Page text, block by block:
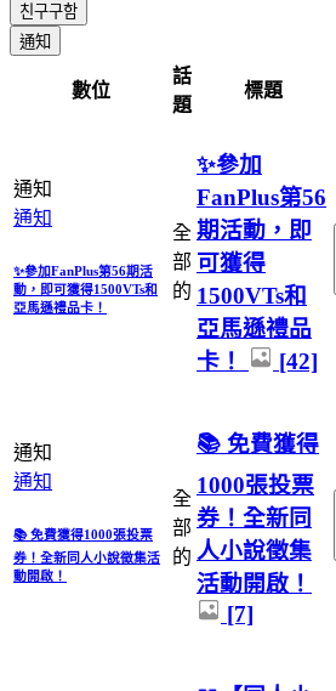
친구구함
通知
數位
話
題
標題
通知
通知
✨參加FanPlus第56期活
動，即可獲得1500VTs和
亞馬遜禮品卡！
全
部
的
✨參加
FanPlus第56
期活動，即
可獲得
1500VTs和
亞馬遜禮品
卡！
[42]
通知
通知
📚 免費獲得1000張投票
券！全新同人小說徵集活
動開啟！
全
部
的
📚 免費獲得
1000張投票
券！全新同
人小說徵集
活動開啟！
[7]